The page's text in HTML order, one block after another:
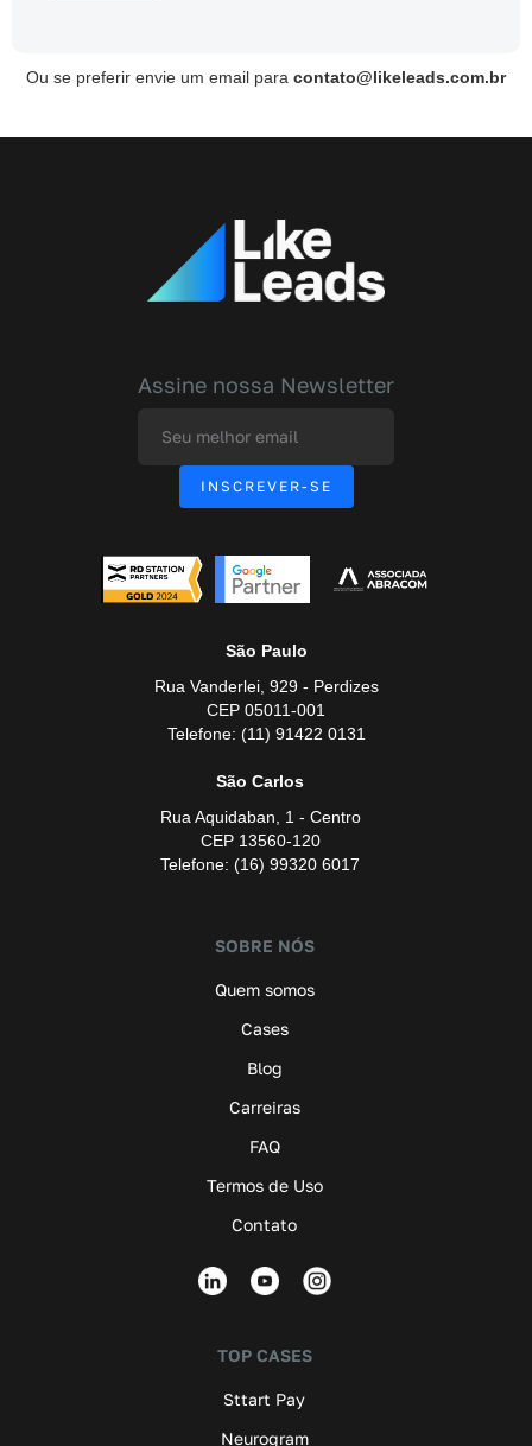
Ou se preferir envie um email para contato@likeleads.com.br
Assine nossa Newsletter
São Paulo
Rua Vanderlei, 929 - Perdizes
CEP 05011-001
Telefone: (11) 91422 0131
São Carlos
Rua Aquidaban, 1 - Centro
CEP 13560-120
Telefone: (16) 99320 6017
SOBRE NÓS
Quem somos
Cases
Blog
Carreiras
FAQ
Termos de Uso
Contato
TOP CASES
Sttart Pay
Neurogram